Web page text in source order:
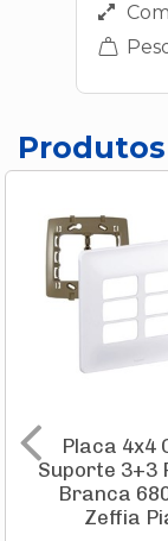
Placa 4x4
Suporte 3+3
Branca
Zeffia